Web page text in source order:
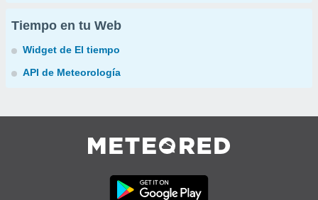
Tiempo en tu Web
Widget de El tiempo
API de Meteorología